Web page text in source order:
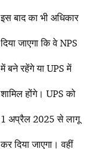
इस बाद का भी अधिकार
दिया जाएगा कि वे NPS
में बने रहेंगे या UPS में
शामिल होंगे। UPS को
1 अप्रैल 2025 से लागू
कर दिया जाएगा। वहीं